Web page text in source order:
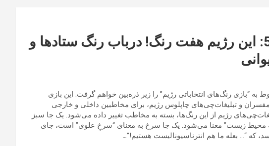
پادگفتارهای تسلیم‌طلبی – 5: این رژیم هفت رنگ! درباب رنگ ستادها و
به “بازی رنگ‌های انتخاباتی رژیم” را زیر ذره‌بین خواهم گرفت. این بازی
و تبلیغات‌چی‌های چاپلوس رژیم، برای مخاطبین داخلی و خارجی
رژیم از این رنگ‌ها، بسته به مخاطب تغییر داده می‌شود. یک جا سبز
محیط زیست” معنا می‌شود. یک جا سرخ به معنای “سرخِ علوی” است، جای
که “… بعله ما هم انترناسیونالیست هستیم!”.ـ